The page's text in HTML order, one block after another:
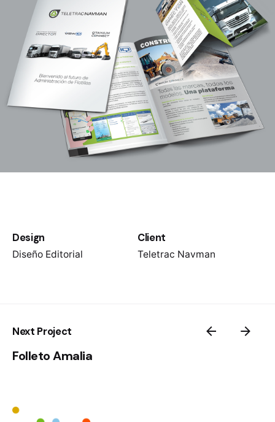
Design
Diseño Editorial
Client
Teletrac Navman
Next Project
Folleto Amalia